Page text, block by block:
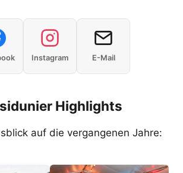
Instagram E-Mail
Highlights
auf die vergangenen Jahre: